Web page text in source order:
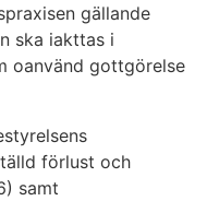
gällande
ska iakttas i
oanvänd gottgörelse
förlust och
samt